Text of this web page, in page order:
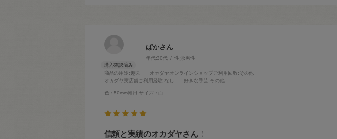
ぱかさん
年代:30代 性別:男性
商品の用途:趣味 オカダヤオンラインショップご利用回数:その他
オカダヤ実店舗ご利用経験:なし 好きな手芸:その他
色：50mm幅用 サイズ：白
信頼と実績のオカダヤさん！